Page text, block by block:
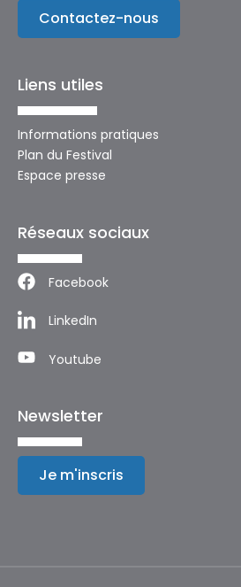
Contactez-nous
Liens utiles
Informations pratiques
Plan du Festival
Espace presse
Réseaux sociaux
Facebook
LinkedIn
Youtube
Newsletter
Je m'inscris